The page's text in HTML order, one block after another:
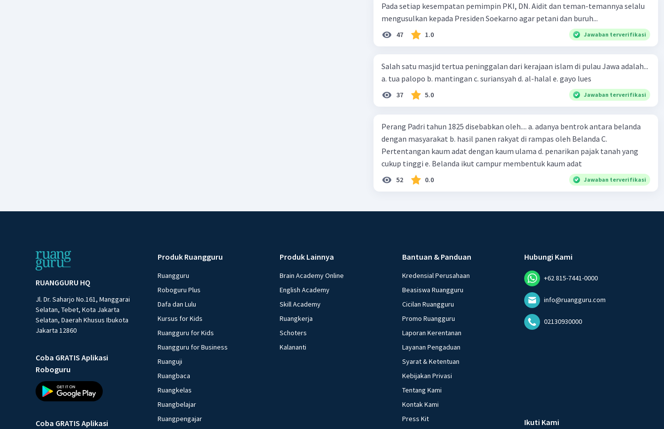
Pada setiap kesempatan pemimpin PKI, DN. Aidit dan teman-temannya selalu
mengusulkan kepada Presiden Soekarno agar petani dan buruh...
47 1.0 Jawaban terverifikasi
Salah satu masjid tertua peninggalan dari kerajaan islam di pulau Jawa adalah...
a. tua palopo b. mantingan c. suriansyah d. al-halal e. gayo lues
37 5.0 Jawaban terverifikasi
Perang Padri tahun 1825 disebabkan oleh.... a. adanya bentrok antara belanda
dengan masyarakat b. hasil panen rakyat di rampas oleh Belanda C.
Pertentangan kaum adat dengan kaum ulama d. penarikan pajak tanah yang
cukup tinggi e. Belanda ikut campur membentuk kaum adat
52 0.0 Jawaban terverifikasi
RUANGGURU HQ
Jl. Dr. Saharjo No.161, Manggarai
Selatan, Tebet, Kota Jakarta
Selatan, Daerah Khusus Ibukota
Jakarta 12860
Coba GRATIS Aplikasi
Roboguru
Coba GRATIS Aplikasi
Produk Ruangguru
Ruangguru
Roboguru Plus
Dafa dan Lulu
Kursus for Kids
Ruangguru for Kids
Ruangguru for Business
Ruanguji
Ruangbaca
Ruangkelas
Ruangbelajar
Ruangpengajar
Produk Lainnya
Brain Academy Online
English Academy
Skill Academy
Ruangkerja
Schoters
Kalananti
Bantuan & Panduan
Kredensial Perusahaan
Beasiswa Ruangguru
Cicilan Ruangguru
Promo Ruangguru
Laporan Kerentanan
Layanan Pengaduan
Syarat & Ketentuan
Kebijakan Privasi
Tentang Kami
Kontak Kami
Press Kit
Hubungi Kami
+62 815-7441-0000
info@ruangguru.com
02130930000
Ikuti Kami